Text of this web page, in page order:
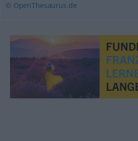
© OpenThesaurus.de